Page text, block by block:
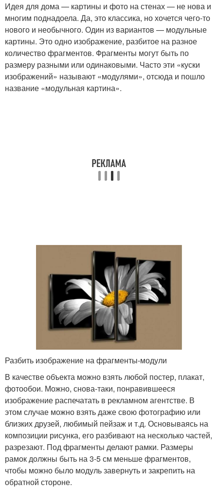
Идея для дома — картины и фото на стенах — не нова и
многим поднадоела. Да, это классика, но хочется чего-то
нового и необычного. Один из вариантов — модульные
картины. Это одно изображение, разбитое на разное
количество фрагментов. Фрагменты могут быть по
размеру разными или одинаковыми. Часто эти «куски
изображений» называют «модулями», отсюда и пошло
название «модульная картина».
Разбить изображение на фрагменты-модули
В качестве объекта можно взять любой постер, плакат,
фотообои. Можно, снова-таки, понравившееся
изображение распечатать в рекламном агентстве. В
этом случае можно взять даже свою фотографию или
близких друзей, любимый пейзаж и т.д. Основываясь на
композиции рисунка, его разбивают на несколько частей,
разрезают. Под фрагменты делают рамки. Размеры
рамок должны быть на 3-5 см меньше фрагментов,
чтобы можно было модуль завернуть и закрепить на
обратной стороне.